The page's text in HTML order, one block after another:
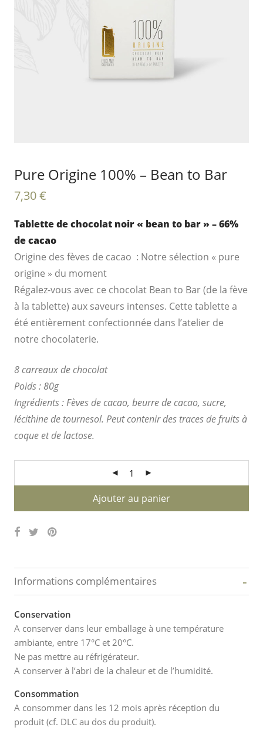
Pure Origine 100% – Bean to Bar
7,30€
Tablette de chocolat noir « bean to bar » – 66%
de cacao
Origine des fèves de cacao : Notre sélection « pure
origine » du moment
Régalez-vous avec ce chocolat Bean to Bar (de la fève
à la tablette) aux saveurs intenses. Cette tablette a
été entièrement confectionnée dans l’atelier de
notre chocolaterie.
8 carreaux de chocolat
Poids : 80g
Ingrédients : Fèves de cacao, beurre de cacao, sucre,
lécithine de tournesol. Peut contenir des traces de fruits à
coque et de lactose.
Ajouter au panier
Informations complémentaires -
Conservation
A conserver dans leur emballage à une température
ambiante, entre 17°C et 20°C.
Ne pas mettre au réfrigérateur.
A conserver à l’abri de la chaleur et de l’humidité.
Consommation
A consommer dans les 12 mois après réception du
produit (cf. DLC au dos du produit).